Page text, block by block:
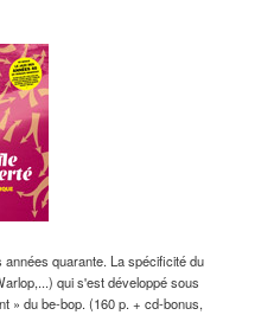
années quarante. La spécificité du
qui s'est développé sous
» du be-bop. (160 p. + cd-bonus,